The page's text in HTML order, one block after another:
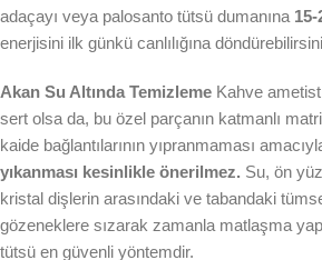
adaçayı veya palosanto tütsü dumanına
enerjisini ilk günkü canlılığına
Akan Su Altında Temizleme Kahve
sert olsa da, bu özel parçanın katmanlı
kaide bağlantılarının yıpranmaması
yıkanması kesinlikle önerilmez. Su, ön
kristal dişlerin arasındaki ve tabandaki
gözeneklere sızarak zamanla matlaşma
tütsü en güvenli yöntemdir.